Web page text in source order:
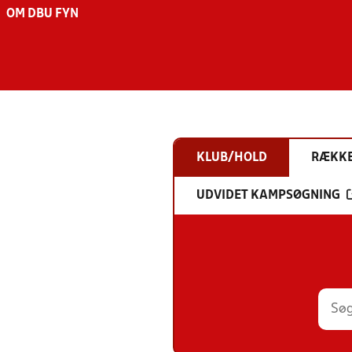
OM DBU FYN
KLUB/HOLD
UDVIDET KAMPSØGNING